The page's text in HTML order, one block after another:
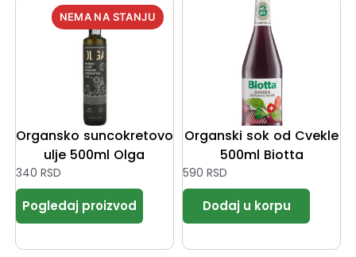
Organsko suncokretovo
ulje 500ml Olga
340 RSD
Organski sok od Cvekle
500ml Biotta
590 RSD